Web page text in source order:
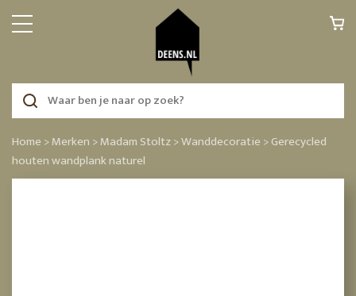
Home >Merken >Madam Stoltz >Wanddecoratie >Gerecycled
houten wandplank naturel